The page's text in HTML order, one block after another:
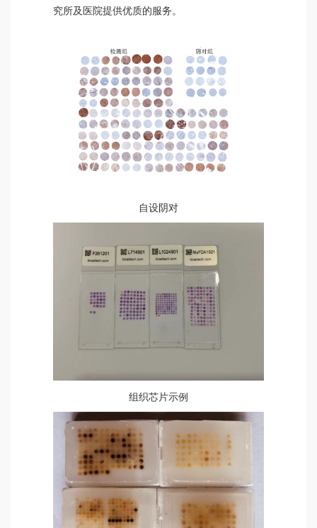
究所及医院提供优质的服务。
自设阴对
组织芯片示例